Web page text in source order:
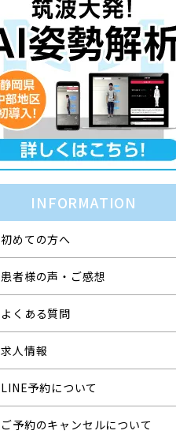
INFORMATION
初めての方へ
患者様の声・ご感想
よくある質問
求人情報
LINE予約について
ご予約のキャンセルについて